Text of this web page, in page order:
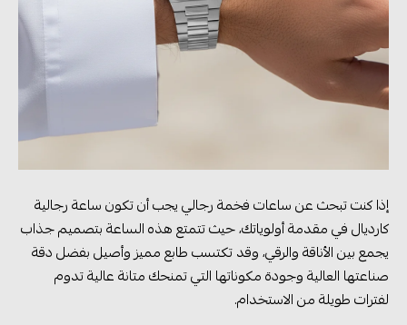
إذا كنت تبحث عن ساعات فخمة رجالي يجب أن تكون ساعة رجالية
كارديال في مقدمة أولوياتك، حيث تتمتع هذه الساعة بتصميم جذاب
يجمع بين الأناقة والرقي، وقد تكتسب طابع مميز وأصيل بفضل دقة
صناعتها العالية وجودة مكوناتها التي تمنحك متانة عالية تدوم
لفترات طويلة من الاستخدام.